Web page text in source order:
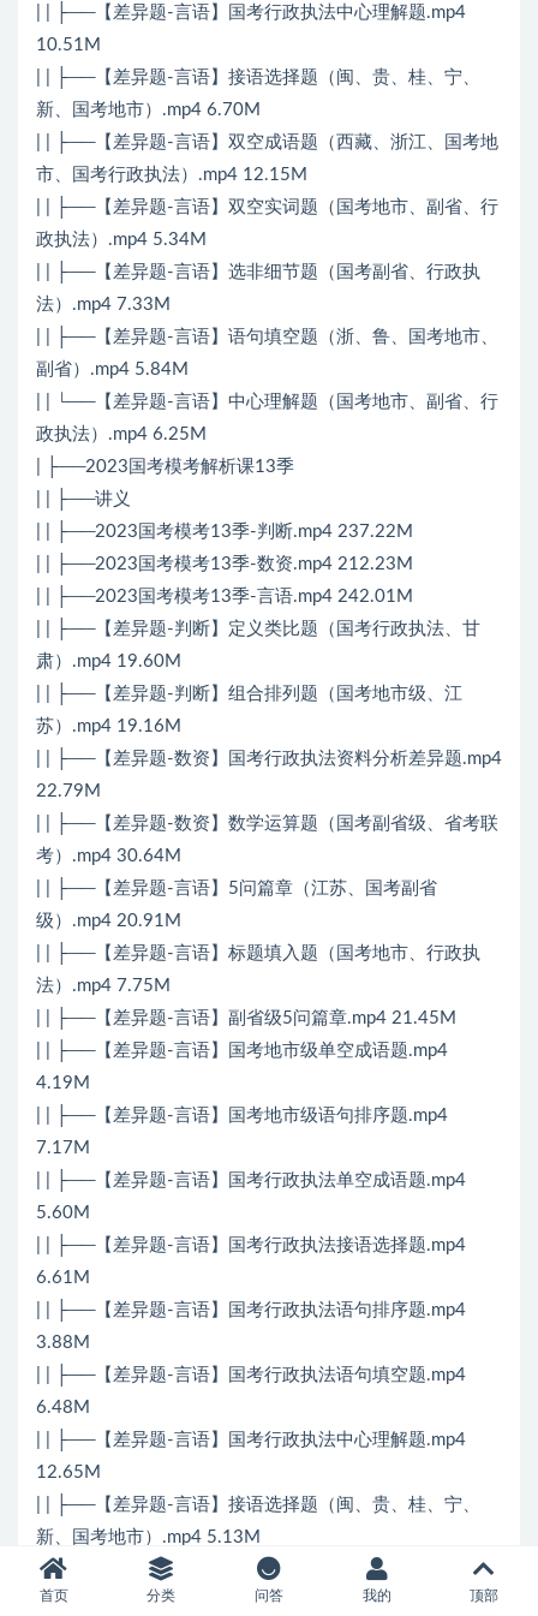
| | ├──【差异题-言语】国考行政执法中心理解题.mp4
10.51M
| | ├──【差异题-言语】接语选择题（闽、贵、桂、宁、
新、国考地市）.mp4 6.70M
| | ├──【差异题-言语】双空成语题（西藏、浙江、国考地
市、国考行政执法）.mp4 12.15M
| | ├──【差异题-言语】双空实词题（国考地市、副省、行
政执法）.mp4 5.34M
| | ├──【差异题-言语】选非细节题（国考副省、行政执
法）.mp4 7.33M
| | ├──【差异题-言语】语句填空题（浙、鲁、国考地市、
副省）.mp4 5.84M
| | └──【差异题-言语】中心理解题（国考地市、副省、行
政执法）.mp4 6.25M
| ├──2023国考模考解析课13季
| | ├──讲义
| | ├──2023国考模考13季-判断.mp4 237.22M
| | ├──2023国考模考13季-数资.mp4 212.23M
| | ├──2023国考模考13季-言语.mp4 242.01M
| | ├──【差异题-判断】定义类比题（国考行政执法、甘
肃）.mp4 19.60M
| | ├──【差异题-判断】组合排列题（国考地市级、江
苏）.mp4 19.16M
| | ├──【差异题-数资】国考行政执法资料分析差异题.mp4
22.79M
| | ├──【差异题-数资】数学运算题（国考副省级、省考联
考）.mp4 30.64M
| | ├──【差异题-言语】5问篇章（江苏、国考副省
级）.mp4 20.91M
| | ├──【差异题-言语】标题填入题（国考地市、行政执
法）.mp4 7.75M
| | ├──【差异题-言语】副省级5问篇章.mp4 21.45M
| | ├──【差异题-言语】国考地市级单空成语题.mp4
4.19M
| | ├──【差异题-言语】国考地市级语句排序题.mp4
7.17M
| | ├──【差异题-言语】国考行政执法单空成语题.mp4
5.60M
| | ├──【差异题-言语】国考行政执法接语选择题.mp4
6.61M
| | ├──【差异题-言语】国考行政执法语句排序题.mp4
3.88M
| | ├──【差异题-言语】国考行政执法语句填空题.mp4
6.48M
| | ├──【差异题-言语】国考行政执法中心理解题.mp4
12.65M
| | ├──【差异题-言语】接语选择题（闽、贵、桂、宁、
新、国考地市）.mp4 5.13M
| | ├──【差异题-言语】双空成语题（藏、浙、国考地市、
国考行政执法）.mp4 13.37M
首页 分类 问答 我的 顶部